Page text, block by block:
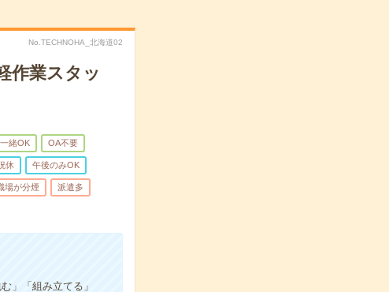
No.TECHNOHA_北海道02
作業スタッ
緒OK OA不要
休 午後のみOK
場が分煙 派遣多
」「組み立てる」